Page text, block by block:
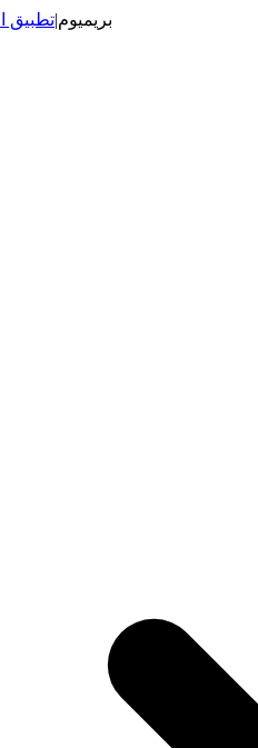
بريميوم|تطبيق